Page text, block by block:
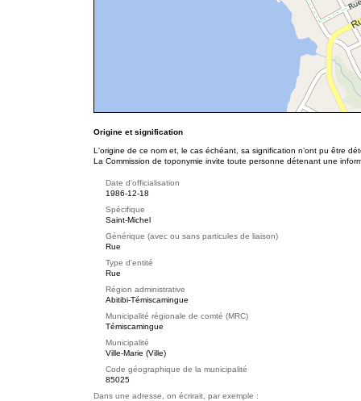
Origine et signification
L'origine de ce nom et, le cas échéant, sa signification n’ont pu être
La Commission de toponymie invite toute personne détenant une
Date d'officialisation
1986-12-18
Spécifique
Saint-Michel
Générique (avec ou sans particules de liaison)
Rue
Type d'entité
Rue
Région administrative
Abitibi-Témiscamingue
Municipalité régionale de comté (MRC)
Témiscamingue
Municipalité
Ville-Marie (Ville)
Code géographique de la municipalité
85025
Dans une adresse, on écrirait, par exemple :